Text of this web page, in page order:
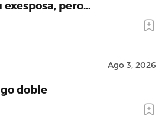
pero…
Ago 3, 2026
doble